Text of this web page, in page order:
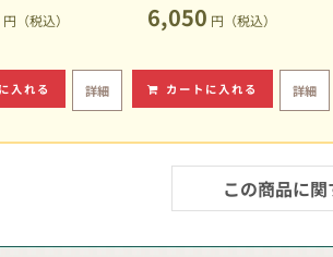
円（税込）
入れる
6,050 円（税込）
詳細 カートに入れる 詳細
この商品に